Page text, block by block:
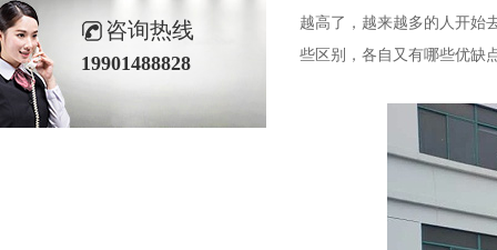
越高了，越来越多的人开始
些区别，各自又有哪些优缺点
咨询热线
19901488828